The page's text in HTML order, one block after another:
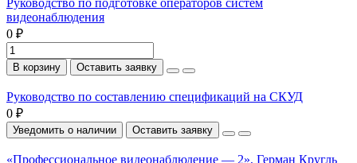
видеонаблюдения
0 ₽
В корзину Оставить заявку
Руководство по составлению спецификаций на СКУД
0 ₽
Уведомить о наличии Оставить заявку
«Профессиональное видеонаблюдение — 2», Герман Кругль